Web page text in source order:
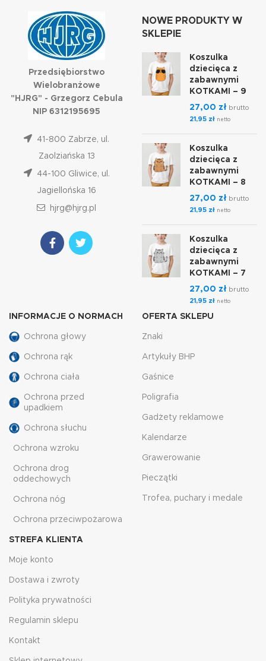
Przedsiębiorstwo
Wielobranżowe
"HJRG" - Grzegorz Cebula
NIP 6312195695
41-800 Zabrze, ul.
Zaolziańska 13
44-100 Gliwice, ul.
Jagiellońska 16
hjrg@hjrg.pl
NOWE PRODUKTY W
SKLEPIE
Koszulka
dziecięca z
zabawnymi
KOTKAMI – 9
27,00 zł brutto
21,95 zł netto
Koszulka
dziecięca z
zabawnymi
KOTKAMI – 8
27,00 zł brutto
21,95 zł netto
Koszulka
dziecięca z
zabawnymi
KOTKAMI – 7
27,00 zł brutto
21,95 zł netto
INFORMACJE O NORMACH
Ochrona głowy
Ochrona rąk
Ochrona ciała
Ochrona przed
upadkiem
Ochrona słuchu
Ochrona wzroku
Ochrona drog
oddechowych
Ochrona nóg
Ochrona przeciwpożarowa
OFERTA SKLEPU
Znaki
Artykuły BHP
Gaśnice
Poligrafia
Gadżety reklamowe
Kalendarze
Grawerowanie
Pieczątki
Trofea, puchary i medale
STREFA KLIENTA
Moje konto
Dostawa i zwroty
Polityka prywatności
Regulamin sklepu
Kontakt